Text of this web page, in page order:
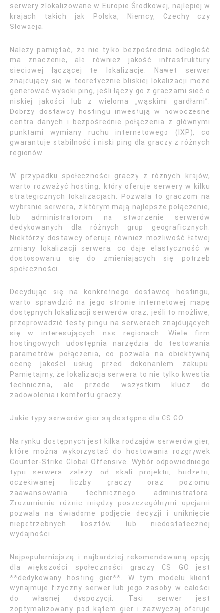
serwery zlokalizowane w Europie Środkowej, najlepiej w
krajach takich jak Polska, Niemcy, Czechy czy
Słowacja.
Należy pamiętać, że nie tylko bezpośrednia odległość
ma znaczenie, ale również jakość infrastruktury
sieciowej łączącej te lokalizacje. Nawet serwer
znajdujący się w teoretycznie bliskiej lokalizacji może
generować wysoki ping, jeśli łączy go z graczami sieć o
niskiej jakości lub z wieloma „wąskimi gardłami”.
Dobrzy dostawcy hostingu inwestują w nowoczesne
centra danych i bezpośrednie połączenia z głównymi
punktami wymiany ruchu internetowego (IXP), co
gwarantuje stabilność i niski ping dla graczy z różnych
regionów.
W przypadku społeczności graczy z różnych krajów,
warto rozważyć hosting, który oferuje serwery w kilku
strategicznych lokalizacjach. Pozwala to graczom na
wybranie serwera, z którym mają najlepsze połączenie,
lub administratorom na stworzenie serwerów
dedykowanych dla różnych grup geograficznych.
Niektórzy dostawcy oferują również możliwość łatwej
zmiany lokalizacji serwera, co daje elastyczność w
dostosowaniu się do zmieniających się potrzeb
społeczności.
Decydując się na konkretnego dostawcę hostingu,
warto sprawdzić na jego stronie internetowej mapę
dostępnych lokalizacji serwerów oraz, jeśli to możliwe,
przeprowadzić testy pingu na serwerach znajdujących
się w interesujących nas regionach. Wiele firm
hostingowych udostępnia narzędzia do testowania
parametrów połączenia, co pozwala na obiektywną
ocenę jakości usług przed dokonaniem zakupu.
Pamiętajmy, że lokalizacja serwera to nie tylko kwestia
techniczna, ale przede wszystkim klucz do
zadowolenia i komfortu graczy.
Jakie typy serwerów gier są dostępne dla CS GO
Na rynku dostępnych jest kilka rodzajów serwerów gier,
które można wykorzystać do hostowania rozgrywek
Counter-Strike Global Offensive. Wybór odpowiedniego
typu serwera zależy od skali projektu, budżetu,
oczekiwanej liczby graczy oraz poziomu
zaawansowania technicznego administratora.
Zrozumienie różnic między poszczególnymi opcjami
pozwala na świadome podjęcie decyzji i uniknięcie
niepotrzebnych kosztów lub niedostatecznej
wydajności.
Najpopularniejszą i najbardziej rekomendowaną opcją
dla większości społeczności graczy CS GO jest
**dedykowany hosting gier**. W tym modelu klient
wynajmuje fizyczny serwer lub jego zasoby w całości
do własnej dyspozycji. Taki serwer jest
zoptymalizowany pod kątem gier i zazwyczaj oferuje